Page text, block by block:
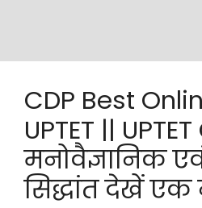
CDP Best
UPTET ||
मनोवैज्ञानिक
सिद्धांत देखें